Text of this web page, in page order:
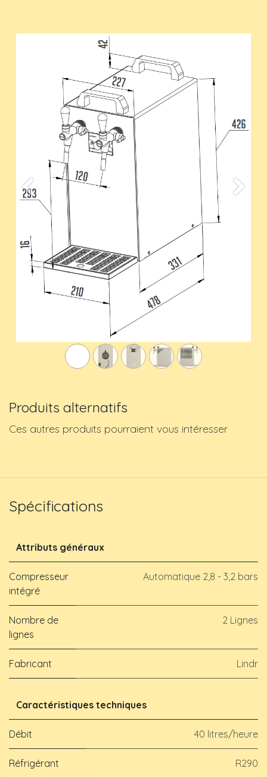
Previous
Produits alternatifs
Ces autres produits pourraient vous intéresser
Spécifications
Attributs généraux
Compresseur
intégré
Automatique 2,8 - 3,2 bars
Nombre de
lignes
2 Lignes
Fabricant Lindr
Caractéristiques techniques
Débit 40 litres/heure
Réfrigérant R290